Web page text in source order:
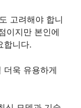
고려해야 합니
이지만 본인에
합니다.
더욱 유용하게